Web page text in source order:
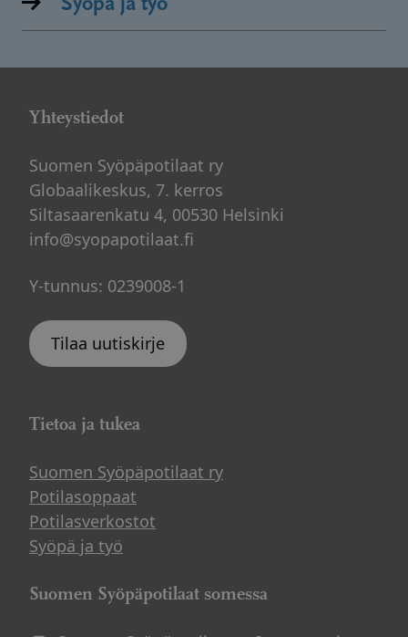
Yhteystiedot
Suomen Syöpäpotilaat ry
Globaalikeskus, 7. kerros
Siltasaarenkatu 4, 00530 Helsinki
info@syopapotilaat.fi
Y-tunnus: 0239008-1
Tilaa uutiskirje
Tietoa ja tukea
Suomen Syöpäpotilaat ry
Potilasoppaat
Potilasverkostot
Syöpä ja työ
Suomen Syöpäpotilaat somessa